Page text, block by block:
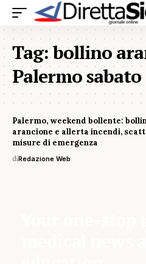
Tag:bollino
Palermo sabato
Palermo, weekend bollente:
arancione e allerta incendi,
misure di emergenza
diRedazione Web